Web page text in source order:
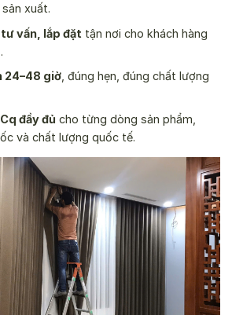
xuất.
vấn, lắp đặt tận nơi cho khách hàng
24–48 giờ, đúng hẹn, đúng chất lượng
đầy đủ cho từng dòng sản phẩm,
và chất lượng quốc tế.